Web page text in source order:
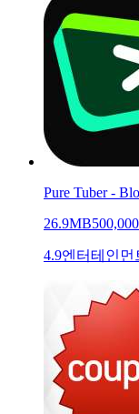
Pure Tuber -
26.9MB
4.9엔터테인먼